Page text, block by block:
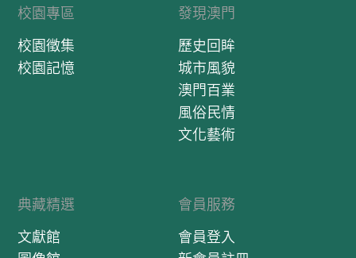
校園專區
校園徵集
校園記憶
發現澳門
歷史回眸
城市風貌
澳門百業
風俗民情
文化藝術
典藏精選
文獻館
會員服務
會員登入